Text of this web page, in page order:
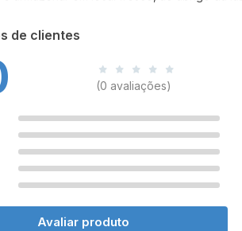
de clientes
(0 avaliações)
Avaliar produto